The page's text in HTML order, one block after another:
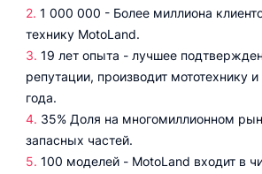
1 000 000 - Более миллиона
технику MotoLand.
19 лет опыта - лучшее
репутации, производит мототехнику и
года.
35% Доля на многомиллионном
запасных частей.
100 моделей - MotoLand входит в